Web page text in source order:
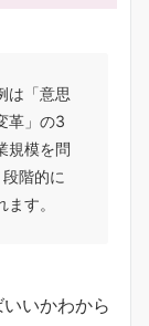
は「意思
革」の3
規模を問
階的に
す。
いかわから